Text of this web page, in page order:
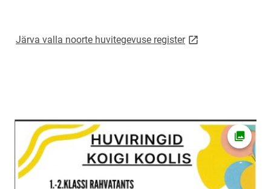
Järva valla noorte huvitegevuse registerlink opens on new
Ava